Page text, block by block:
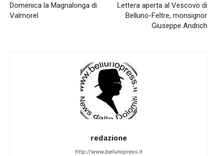
Domenica la Magnalonga di
Valmorel
Lettera aperta al Vescovo di
Belluno-Feltre, monsignor
Giuseppe Andrich
redazione
http://www.bellunopress.it